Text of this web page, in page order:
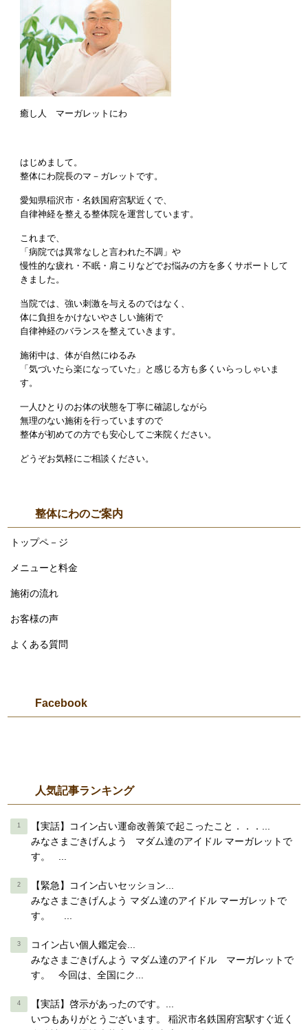
癒し人 マーガレットにわ
はじめまして。
整体にわ院長のマ－ガレットです。
愛知県稲沢市・名鉄国府宮駅近くで、
自律神経を整える整体院を運営しています。
これまで、
「病院では異常なしと言われた不調」や
慢性的な疲れ・不眠・肩こりなどでお悩みの方を多くサポートして
きました。
当院では、強い刺激を与えるのではなく、
体に負担をかけないやさしい施術で
自律神経のバランスを整えていきます。
施術中は、体が自然にゆるみ
「気づいたら楽になっていた」と感じる方も多くいらっしゃいま
す。
一人ひとりのお体の状態を丁寧に確認しながら
無理のない施術を行っていますので
整体が初めての方でも安心してご来院ください。
どうぞお気軽にご相談ください。
整体にわのご案内
トップペ－ジ
メニューと料金
施術の流れ
お客様の声
よくある質問
Facebook
人気記事ランキング
【実話】コイン占い運命改善策で起こったこと．．．...
みなさまごきげんよう マダム達のアイドル マーガレットで
す。 ...
【緊急】コイン占いセッション...
みなさまごきげんよう マダム達のアイドル マーガレットで
す。 ...
コイン占い個人鑑定会...
みなさまごきげんよう マダム達のアイドル マーガレットで
す。 今回は、全国にク...
【実話】啓示があったのです。...
いつもありがとうございます。 稲沢市名鉄国府宮駅すぐ近く